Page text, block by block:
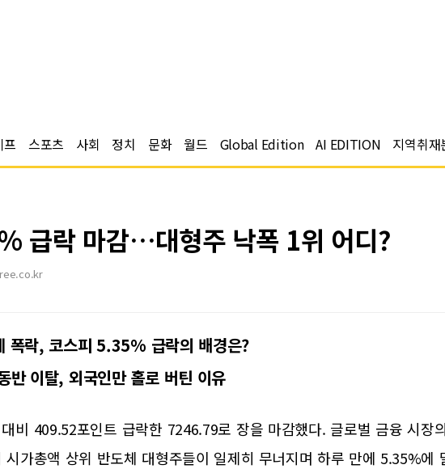
프 스포츠 사회 정치 문화 월드 Global Edition AI EDITION 지역취재
급락 마감…대형주 낙폭 1위 어디?
폭락, 코스피 5.35% 급락의 배경은?
반 이탈, 외국인만 홀로 버틴 이유
비 409.52포인트 급락한 7246.79로 장을 마감했다. 글로벌 금융 시장
시가총액 상위 반도체 대형주들이 일제히 무너지며 하루 만에 5.35%에